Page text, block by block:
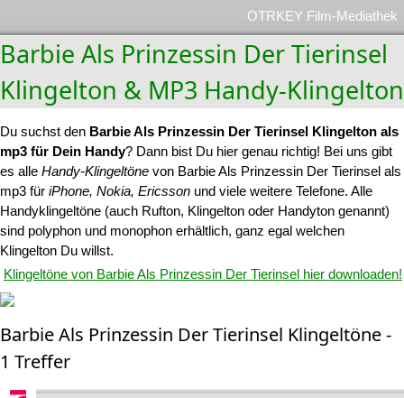
OTRKEY Film-Mediathek
Barbie Als Prinzessin Der Tierinsel
Klingelton & MP3 Handy-Klingelton
Du suchst den Barbie Als Prinzessin Der Tierinsel Klingelton als
mp3 für Dein Handy? Dann bist Du hier genau richtig! Bei uns gibt
es alle Handy-Klingeltöne von Barbie Als Prinzessin Der Tierinsel als
mp3 für iPhone, Nokia, Ericsson und viele weitere Telefone. Alle
Handyklingeltöne (auch Rufton, Klingelton oder Handyton genannt)
sind polyphon und monophon erhältlich, ganz egal welchen
Klingelton Du willst.
Klingeltöne von Barbie Als Prinzessin Der Tierinsel hier downloaden!
Barbie Als Prinzessin Der Tierinsel Klingeltöne -
1 Treffer